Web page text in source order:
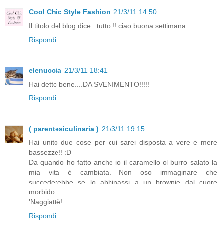
Cool Chic Style Fashion 21/3/11 14:50
Il titolo del blog dice ..tutto !! ciao buona settimana
Rispondi
elenuccia 21/3/11 18:41
Hai detto bene....DA SVENIMENTO!!!!!
Rispondi
( parentesiculinaria ) 21/3/11 19:15
Hai unito due cose per cui sarei disposta a vere e mere
bassezze!! :D
Da quando ho fatto anche io il caramello ol burro salato la
mia vita è cambiata. Non oso immaginare che
succederebbe se lo abbinassi a un brownie dal cuore
morbido.
'Naggiattè!
Rispondi